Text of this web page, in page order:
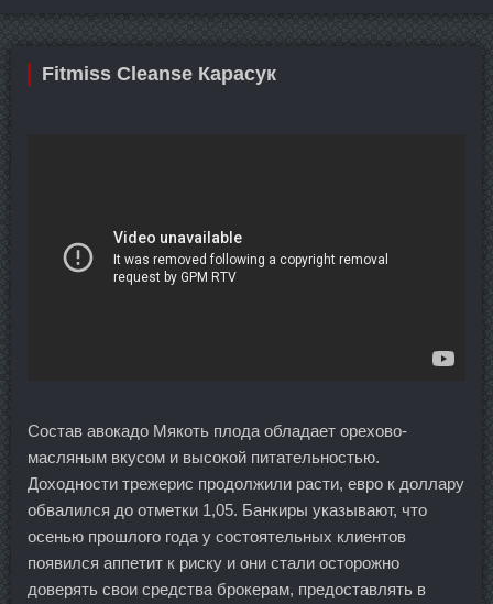
Fitmiss Cleanse Карасук
Состав авокадо Мякоть плода обладает орехово-
масляным вкусом и высокой питательностью.
Доходности трежерис продолжили расти, евро к доллару
обвалился до отметки 1,05. Банкиры указывают, что
осенью прошлого года у состоятельных клиентов
появился аппетит к риску и они стали осторожно
доверять свои средства брокерам, предоставлять в